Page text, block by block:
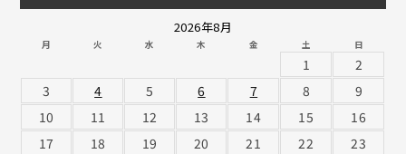
2026年8月
月 火 水 木 金 土 日
1
2
3
4 5 6 7 8
9
10
11 12 13 14 15
16
17
18 19 20 21 22
23